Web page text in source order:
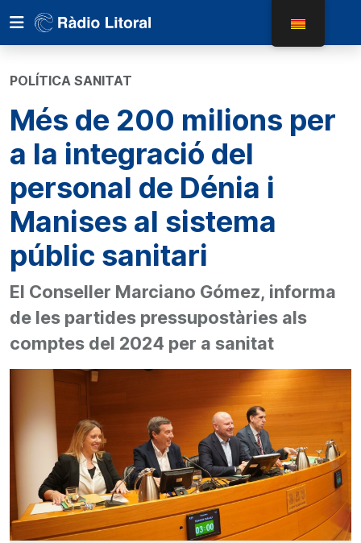
POLÍTICA SANITAT
Més de 200 milions per
a la integració del
personal de Dénia i
Manises al sistema
públic sanitari
El Conseller Marciano Gómez, informa
de les partides pressupostàries als
comptes del 2024 per a sanitat